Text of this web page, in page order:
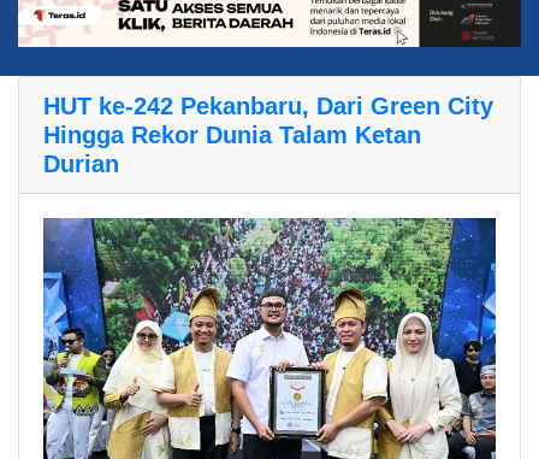
HUT ke-242 Pekanbaru, Dari Green City
Hingga Rekor Dunia Talam Ketan
Durian